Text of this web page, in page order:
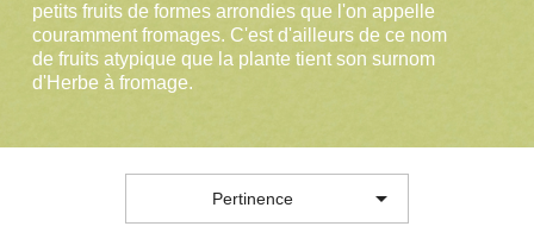
petits fruits de formes arrondies que l'on appelle
couramment fromages. C'est d'ailleurs de ce nom
de fruits atypique que la plante tient son surnom
d'Herbe à fromage.
Pertinence 